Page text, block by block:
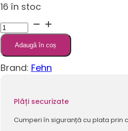
16 în stoc
Cantitate
Jucarie
doudou
-
Adaugă în coș
Brand: Fehn
Plăți securizate
Cumperi în siguranță cu plata prin